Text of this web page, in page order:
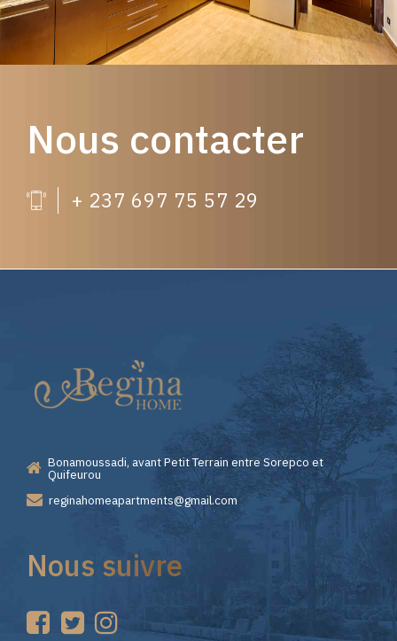
Nous contacter
+ 237 697 75 57 29
Casino
—
Premiers
Pas
sur
Bonamoussadi, avant Petit Terrain entre Sorepco et
Quifeurou
reginahomeapartments@gmail.com
Nous suivre